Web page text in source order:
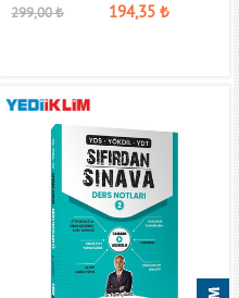
299,00₺ 194,35 ₺